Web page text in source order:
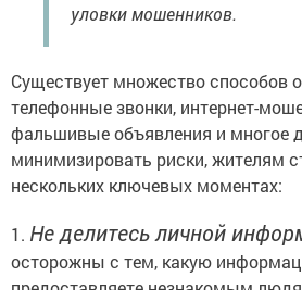
уловки мошенников.
Существует множество способов
телефонные звонки, интернет-
фальшивые объявления и многое
минимизировать риски, жителям
нескольких ключевых моментах:
1. Не делитесь личной
осторожны с тем, какую